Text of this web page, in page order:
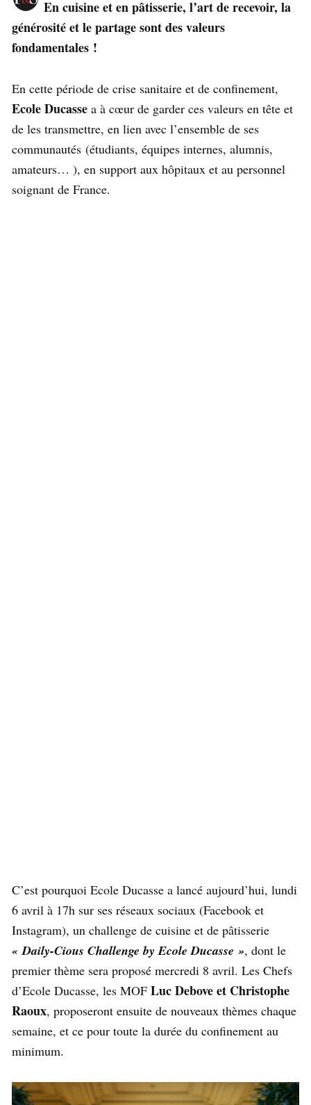
En cuisine et en pâtisserie, l’art de recevoir, la
générosité et le partage sont des valeurs
fondamentales !
En cette période de crise sanitaire et de confinement,
Ecole Ducasse a à cœur de garder ces valeurs en tête et
de les transmettre, en lien avec l’ensemble de ses
communautés (étudiants, équipes internes, alumnis,
amateurs… ), en support aux hôpitaux et au personnel
soignant de France.
C’est pourquoi Ecole Ducasse a lancé aujourd’hui, lundi
6 avril à 17h sur ses réseaux sociaux (Facebook et
Instagram), un challenge de cuisine et de pâtisserie
« Daily-Cious Challenge by Ecole Ducasse », dont le
premier thème sera proposé mercredi 8 avril. Les Chefs
d’Ecole Ducasse, les MOF Luc Debove et Christophe
Raoux, proposeront ensuite de nouveaux thèmes chaque
semaine, et ce pour toute la durée du confinement au
minimum.